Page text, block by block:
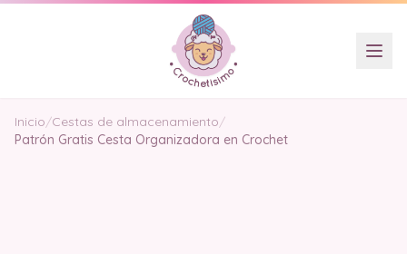
Inicio/Cestas de almacenamiento/
Patrón Gratis Cesta Organizadora en Crochet